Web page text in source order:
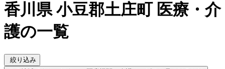
香川県 小豆郡土庄町 医療・介
護の一覧
絞り込み